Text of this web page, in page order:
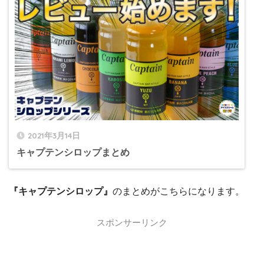
2021年3月14日
キャプテンシロップまとめ
『キャプテンシロップ』 のまとめがこちらになります。
スポンサーリンク